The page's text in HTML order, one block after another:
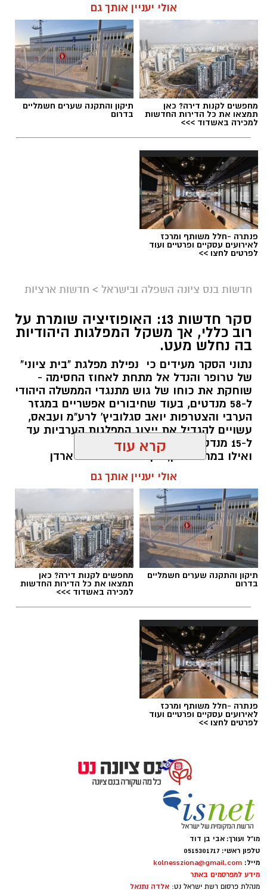
אולי יעניין אותך גם
מחפשים לקנות דירה? כאן
תמצאו את כל הדירות החדשות
למכירה באשדוד >>>
תיקון והתקנה שערים חשמליים
בדרום
פנתרה -חלל משותף ומרכז
לאירועים עסקיים ופרטיים ועוד
לפרטים לחצו >>
חדשות בנס ציונה השפלה ובישראל > חדשות ארציות
סקר חדשות 13: האופוזיציה שומרת על
רוב כללי, אך משקל המפלגות היהודיות
בה נחלש מעט.
נתוני הסקר מעידים כי נפילת מפלגת "בית ציוני"
של טרופר והנדל אל מתחת לאחוז החסימה -
שוחקת את כוחו של גוש מתנגדי הממשלה היהודי
ל-58 מנדטים, בעוד שחיבורים אפשריים במגזר
הערבי והצטרפות יואב סגלוביץ' לרע"מ ועבאס,
עשויים להגדיל את ייצוג המפלגות הערביות עד
ל-15 מנדטים.
ואילו במרכז-ימין, הקמת מפלגתו של ארדן
וכאשר וינטר מתחמם על הקוים... אם לא
תתאחדנה כל הטוענות לכתר נציגות הימנים
הממלכתיים (....) - הן צפויות לחולל שריפת
קולות שתזכיר את בל"ד ומרצ מ2022
kolness1@gmail.com / 10:17 07.08.26
תגים:בחירות 2026 , סקר חדשות 13
אבי בן דוד + צ'אט גפט
סקר חדשות 13: האופוזיציה שומרת על רוב כללי,
גוש המפלגות היהודיות נחלש
קרא עוד
אולי יעניין אותך גם
תיקון והתקנה שערים חשמליים
בדרום
מחפשים לקנות דירה? כאן
תמצאו את כל הדירות החדשות
למכירה באשדוד >>>
פנתרה -חלל משותף ומרכז
לאירועים עסקיים ופרטיים ועוד
לפרטים לחצו >>
מו"ל ועורך: אבי בן דוד
טלפון ראשי: 0515301717
מייל: kolnessziona@gmail.com
מידע למפרסמים באתר
מנהלת פרסום רשת ישראל נט: אלדה נתנאל